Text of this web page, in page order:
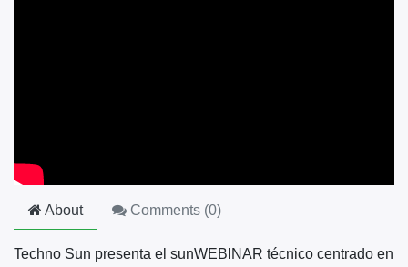
About Comments (0)
Techno Sun presenta el sunWEBINAR técnico centrado en